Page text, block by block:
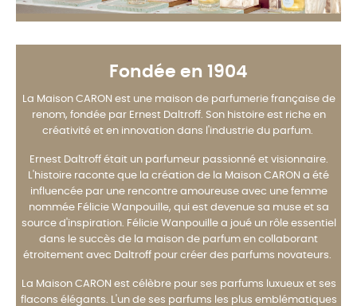
Fondée en 1904
La Maison CARON est une maison de parfumerie française de
renom, fondée par Ernest Daltroff. Son histoire est riche en
créativité et en innovation dans l'industrie du parfum.
Ernest Daltroff était un parfumeur passionné et visionnaire.
L'histoire raconte que la création de la Maison CARON a été
influencée par une rencontre amoureuse avec une femme
nommée Félicie Wanpouille, qui est devenue sa muse et sa
source d'inspiration. Félicie Wanpouille a joué un rôle essentiel
dans le succès de la maison de parfum en collaborant
étroitement avec Daltroff pour créer des parfums novateurs.
La Maison CARON est célèbre pour ses parfums luxueux et ses
flacons élégants. L'un de ses parfums les plus emblématiques